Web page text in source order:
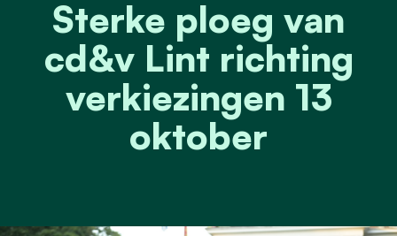
Sterke ploeg van
cd&v Lint richting
verkiezingen 13
oktober